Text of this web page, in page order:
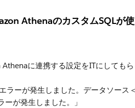
AthenaのカスタムSQLが
に連携する設定をITにしても
エラーが発生しました。データソー
が発生しました。」